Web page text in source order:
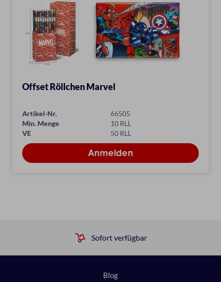
Offset Röllchen Marvel
Artikel-Nr.
66505
Min. Menge
10 RLL
VE
50 RLL
Sofort verfügbar
Blog